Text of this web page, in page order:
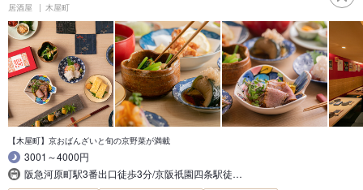
居酒屋 木屋町
【木屋町】京おばんざいと旬の京野菜が満載
3001～4000円
阪急河原町駅3番出口徒歩3分/京阪祇園四条駅徒…